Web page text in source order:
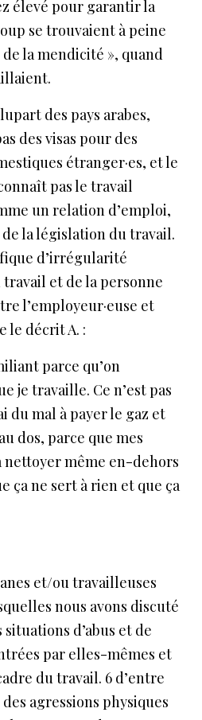
élevé pour garantir la
se trouvaient à peine
la mendicité », quand
des pays arabes,
des visas pour des
étranger·es, et le
pas le travail
un relation d’emploi,
la législation du travail.
d’irrégularité
et de la personne
l’employeur·euse et
le décrit A. :
parce qu’on
je travaille. Ce n’est pas
du mal à payer le gaz et
dos, parce que mes
nettoyer même en-dehors
ça ne sert à rien et que ça
et/ou travailleuses
nous avons discuté
d’abus et de
par elles-mêmes et
du travail. 6 d’entre
agressions physiques